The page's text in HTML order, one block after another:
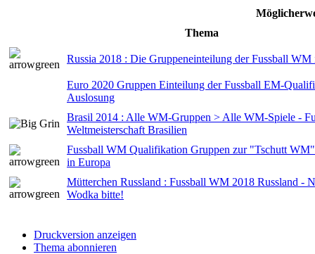
Thema
Russia 2018 : Die Gruppeneinteilung der Fussball WM
Euro 2020 Gruppen Einteilung der Fussball EM-
Auslosung
Brasil 2014 : Alle WM-Gruppen > Alle WM-Spiele -
Weltmeisterschaft Brasilien
Fussball WM Qualifikation Gruppen zur "Tschutt
in Europa
Mütterchen Russland : Fussball WM 2018 Russland -
Wodka bitte!
Druckversion anzeigen
Thema abonnieren